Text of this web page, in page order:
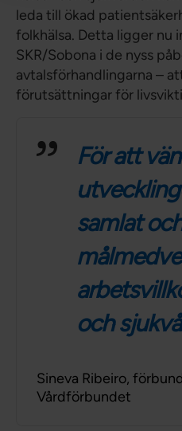
leda till ökad
folkhälsa. Detta ligger nu
SKR/Sobona i de nyss
avtalsförhandlingarna –
förutsättningar för
För att
samlat
och
Sineva Ribeiro,
Vårdförbundet